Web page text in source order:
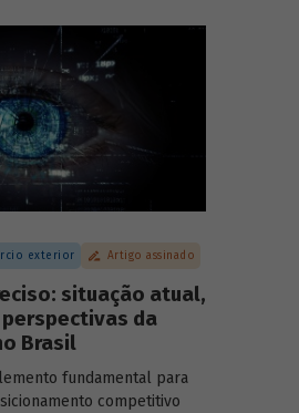
primeira de uma série de
convidados, que
troca de conhecimentos e
sobre os principais
ao desenvolvimento
exterior Artigo assinado
situação atual,
da
Brasil
fundamental para
competitivo